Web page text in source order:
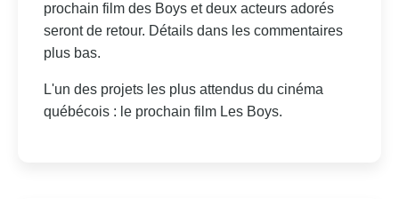
prochain film des Boys et deux acteurs adorés
seront de retour. Détails dans les commentaires
plus bas.
L'un des projets les plus attendus du cinéma
québécois : le prochain film Les Boys.